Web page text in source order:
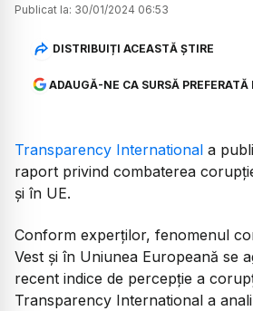
Publicat la: 30/01/2024 06:53
DISTRIBUIȚI ACEASTĂ ȘTIRE
ADAUGĂ-NE CA SURSĂ PREFERATĂ
Transparency International a
raport privind combaterea
și în UE.
Conform experților, fenomenul
Vest și în Uniunea Europeană se
recent indice de percepție a
Transparency International a